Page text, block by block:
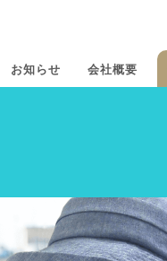
お知らせ 会社概要